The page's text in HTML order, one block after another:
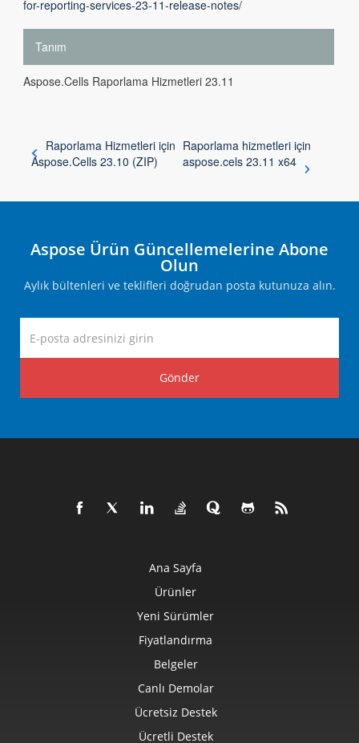
for-reporting-services-23-11-release-notes/
Tanım
Aspose.Cells Raporlama Hizmetleri 23.11
Raporlama Hizmetleri için
Aspose.Cells 23.10 (ZIP)
Raporlama hizmetleri için
aspose.cels 23.11 x64
Aspose Ürün Güncellemelerine Abone
Olun
Aylık bültenleri ve teklifleri doğrudan posta kutunuza alın.
Gönder
Ana Sayfa
Ürünler
Yeni Sürümler
Fiyatlandırma
Belgeler
Canlı Demolar
Ücretsiz Destek
Ücretli Destek